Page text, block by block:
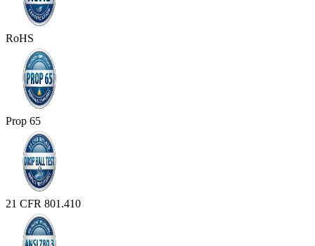
RoHS
Prop 65
21 CFR 801.410